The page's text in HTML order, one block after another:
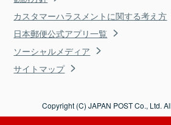
カスタマーハラスメントに関する考え方
日本郵便公式アプリ一覧
ソーシャルメディア
サイトマップ
Copyright (C) JAPAN POST Co., Ltd.